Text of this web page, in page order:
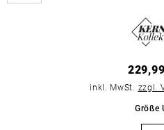
inkl. MwSt. zzgl.
Größe